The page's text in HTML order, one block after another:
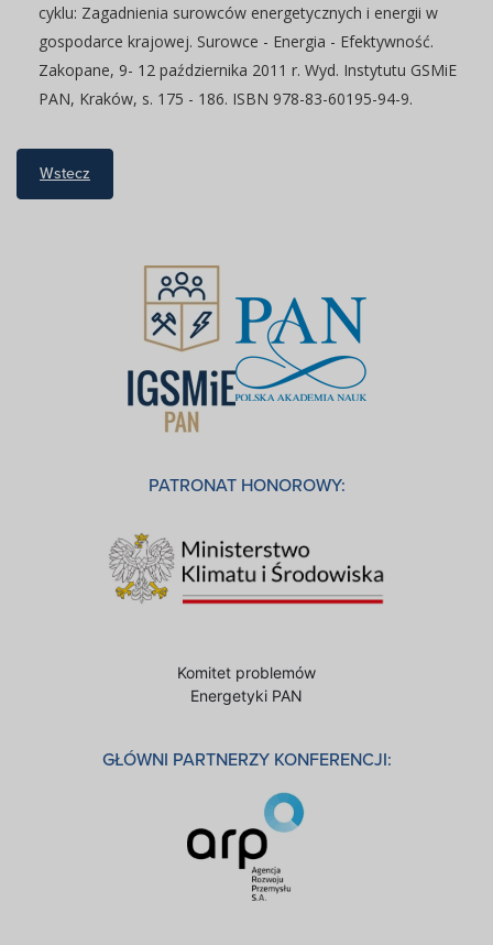
cyklu: Zagadnienia surowców energetycznych i energii w
gospodarce krajowej. Surowce - Energia - Efektywność.
Zakopane, 9- 12 października 2011 r. Wyd. Instytutu GSMiE
PAN, Kraków, s. 175 - 186. ISBN 978-83-60195-94-9.
Wstecz
PATRONAT HONOROWY:
Komitet problemów
Energetyki PAN
GŁÓWNI PARTNERZY KONFERENCJI: